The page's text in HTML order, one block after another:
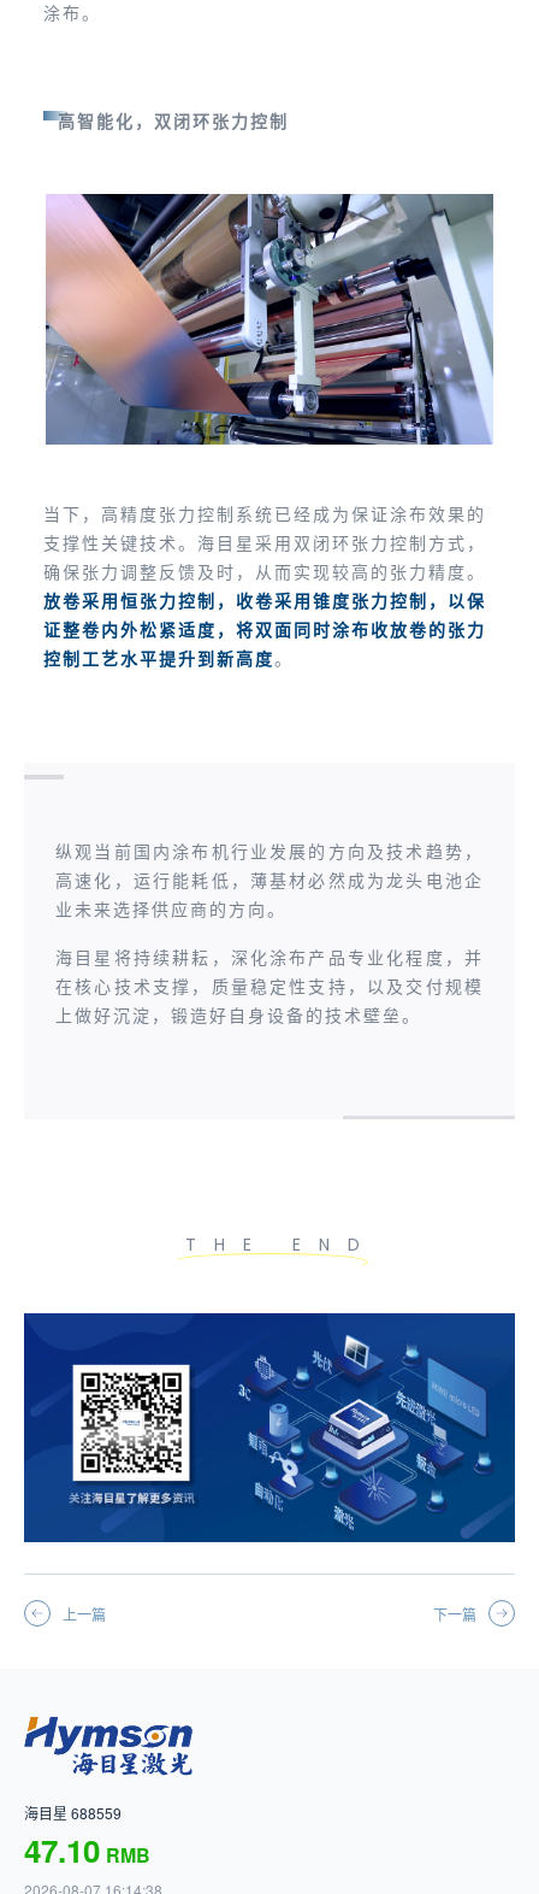
涂布。
高智能化，双闭环张力控制
当下，高精度张力控制系统已经成为保证涂布效果的
支撑性关键技术。海目星采用双闭环张力控制方式，
确保张力调整反馈及时，从而实现较高的张力精度。
放卷采用恒张力控制，收卷采用锥度张力控制，以保
证整卷内外松紧适度，将双面同时涂布收放卷的张力
控制工艺水平提升到新高度。
纵观当前国内涂布机行业发展的方向及技术趋势，
高速化，运行能耗低，薄基材必然成为龙头电池企
业未来选择供应商的方向。
海目星将持续耕耘，深化涂布产品专业化程度，并
在核心技术支撑，质量稳定性支持，以及交付规模
上做好沉淀，锻造好自身设备的技术壁垒。
THE END
上一篇 下一篇
海目星 688559
47.10 RMB